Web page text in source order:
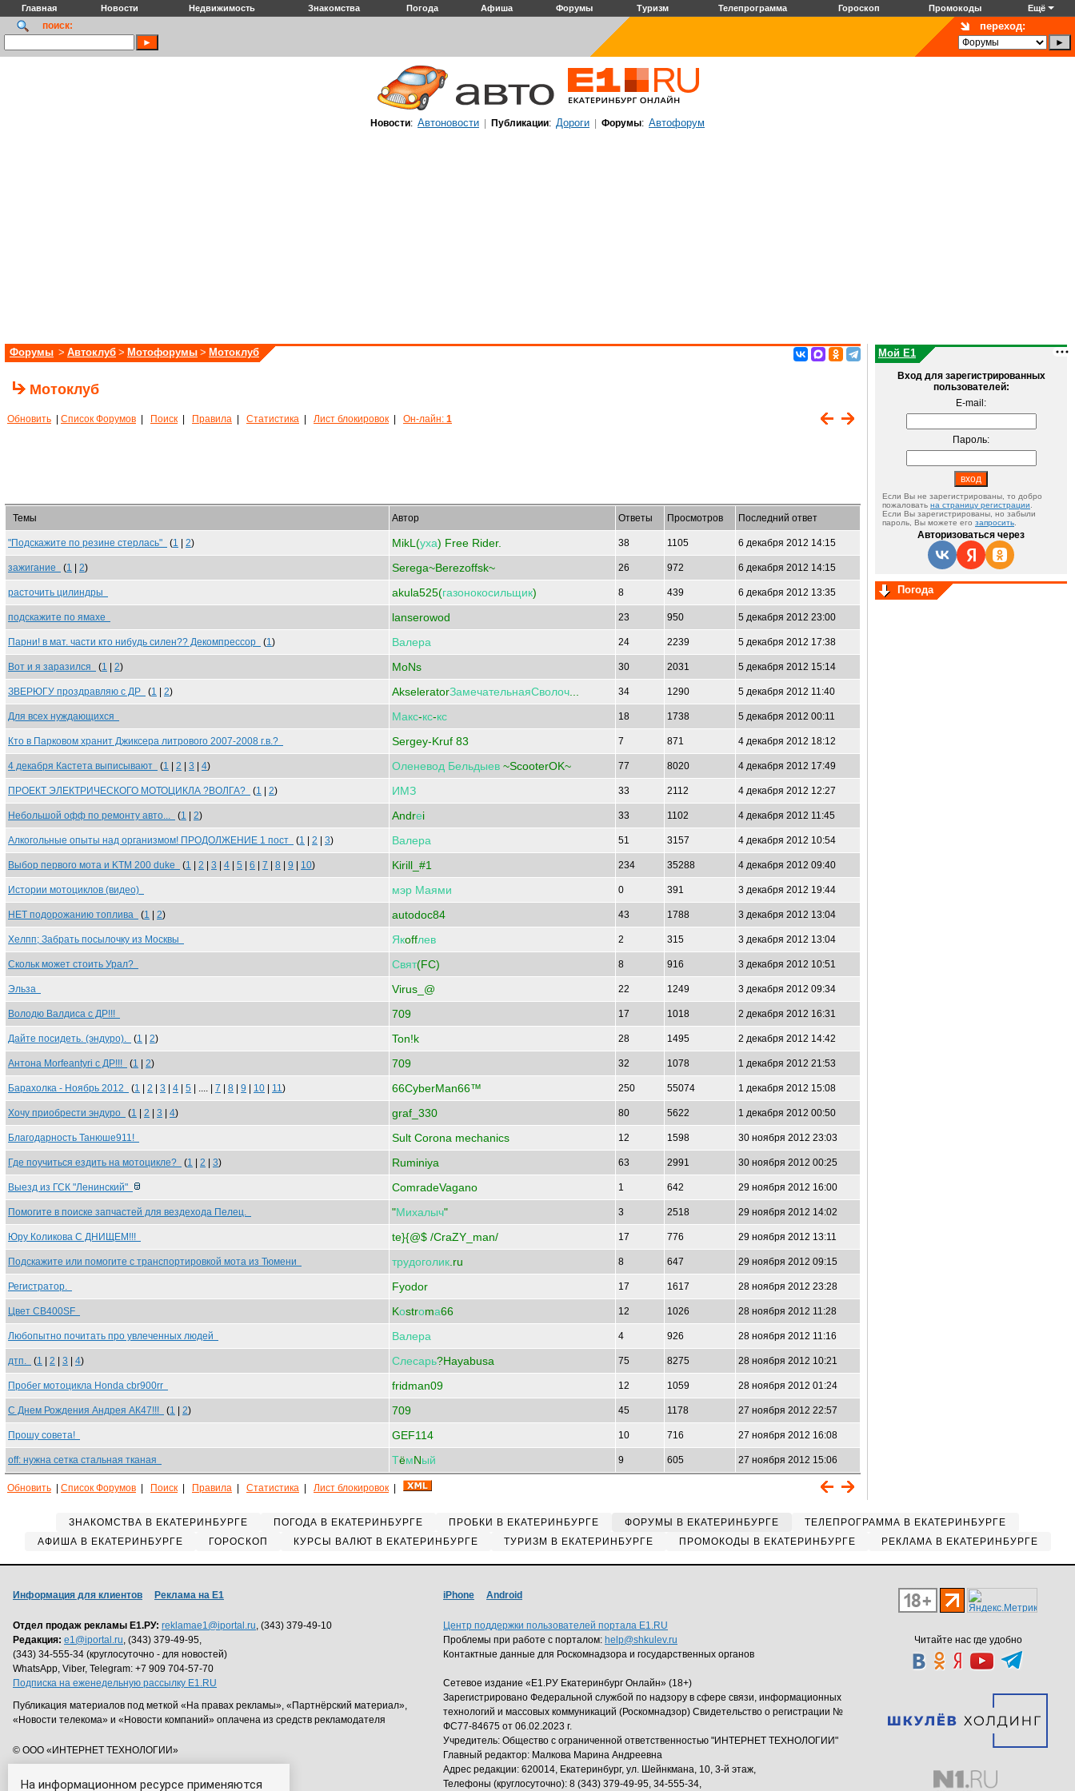
На информационном ресурсе применяются
Главная Новости Недвижимость Знакомства Погода Афиша Форумы Туризм Телепрограмма Гороскоп Промокоды Ещё
поиск: переход:
Новости: Автоновости Публикации: Дороги Форумы: Автофорум
Форумы > Автоклуб > Мотофорумы > Мотоклуб
Мотоклуб
Обновить Список Форумов Поиск Правила Статистика Лист блокировок Он-лайн: 1
Темы Автор Ответы Просмотров Последний ответ
"Подскажите по резине стерлась" (1 2) MikL(уха) Free Rider. 38 1105 6 декабря 2012 14:15
зажигание (1 2) Serega~Berezoffsk~ 26 972 6 декабря 2012 14:15
расточить цилиндры akula525(газонокосильщик) 8 439 6 декабря 2012 13:35
подскажите по ямахе lanserowod 23 950 5 декабря 2012 23:00
Парни! в мат. части кто нибудь силен?? Декомпрессор (1) Валера 24 2239 5 декабря 2012 17:38
Вот и я заразился (1 2) MoNs 30 2031 5 декабря 2012 15:14
ЗВЕРЮГУ проздравляю с ДР (1 2) AkseleratorЗамечательнаяСволоч 34 1290 5 декабря 2012 11:40
Для всех нуждающихся Макс-кс-кс 18 1738 5 декабря 2012 00:11
Кто в Парковом хранит Джиксера литрового 2007-2008 г.в.? Sergey-Kruf 83 7 871 4 декабря 2012 18:12
4 декабря Кастета выписывают (1 2 3 4) Оленевод Бельдыев ~ScooterOK~ 77 8020 4 декабря 2012 17:49
ПРОЕКТ ЭЛЕКТРИЧЕСКОГО МОТОЦИКЛА ?ВОЛГА? (1 2) ИМЗ 33 2112 4 декабря 2012 12:27
Небольшой офф по ремонту авто... (1 2) Andrеi 33 1102 4 декабря 2012 11:45
Алкогольные опыты над организмом! ПРОДОЛЖЕНИЕ 1 пост (1 2 3) Валера 51 3157 4 декабря 2012 10:54
Выбор первого мота и KTM 200 duke (1 2 3 4 5 6 7 8 9 10) Kirill_#1 234 35288 4 декабря 2012 09:40
Истории мотоциклов (видео) мэр Маями 0 391 3 декабря 2012 19:44
НЕТ подорожанию топлива (1 2) autodoc84 43 1788 3 декабря 2012 13:04
Хелпп; Забрать посылочку из Москвы Якoffлев 2 315 3 декабря 2012 13:04
Скольк может стоить Урал? Свят(FC) 8 916 3 декабря 2012 10:51
Эльза Virus_@ 22 1249 3 декабря 2012 09:34
Володю Валдиса с ДР!!! 709 17 1018 2 декабря 2012 16:31
Дайте посидеть. (эндуро). (1 2) Ton!k 28 1495 2 декабря 2012 14:42
Антона Morfeantyri с ДР!!! (1 2) 709 32 1078 1 декабря 2012 21:53
Барахолка - Ноябрь 2012 (1 2 3 4 5 | .... | 7 8 9 10 11) 66CyberMan66™ 250 55074 1 декабря 2012 15:08
Хочу приобрести эндуро (1 2 3 4) graf_330 80 5622 1 декабря 2012 00:50
Благодарность Танюше911! Sult Corona mechanics 12 1598 30 ноября 2012 23:03
Где поучиться ездить на мотоцикле? (1 2 3) Ruminiya 63 2991 30 ноября 2012 00:25
Выезд из ГСК "Ленинский" ComradeVagano 1 642 29 ноября 2012 16:00
Помогите в поиске запчастей для вездехода Пелец. "Михалыч" 3 2518 29 ноября 2012 14:02
Юру Коликова С ДНИЩЕМ!!! te}{@$ /CraZY_man/ 17 776 29 ноября 2012 13:11
Подскажите или помогите с транспортировкой мота из Тюмени трудоголик .ru 8 647 29 ноября 2012 09:15
Регистратор. Fyodor 17 1617 28 ноября 2012 23:28
Цвет CB400SF Kоstrоmа66 12 1026 28 ноября 2012 11:28
Любопытно почитать про увлеченных людей Валера 4 926 28 ноября 2012 11:16
дтп. (1 2 3 4) Слесарь?Hayabusa 75 8275 28 ноября 2012 10:21
Пробег мотоцикла Honda cbr900rr fridman09 12 1059 28 ноября 2012 01:24
С Днем Рождения Андрея АК47!!! (1 2) 709 45 1178 27 ноября 2012 22:57
Прошу совета! GEF114 10 716 27 ноября 2012 16:08
off: нужна сетка стальная тканая ТёмNый 9 605 27 ноября 2012 15:06
Обновить Список Форумов Поиск Правила Статистика Лист блокировок
Мой E1
Вход для зарегистрированных
пользователей:
E-mail:
Пароль:
Если Вы не зарегистрированы, то добро
пожаловать на страницу регистрации
Если Вы зарегистрированы, но забыли
пароль, Вы можете его запросить
Авторизоваться через
Погода
ЗНАКОМСТВА В ЕКАТЕРИНБУРГЕ ПОГОДА В ЕКАТЕРИНБУРГЕ ПРОБКИ В ЕКАТЕРИНБУРГЕ ФОРУМЫ В ЕКАТЕРИНБУРГЕ
ТЕЛЕПРОГРАММА В ЕКАТЕРИНБУРГЕ
АФИША В ЕКАТЕРИНБУРГЕ
ГОРОСКОП КУРСЫ ВАЛЮТ В ЕКАТЕРИНБУРГЕ ТУРИЗМ В ЕКАТЕРИНБУРГЕ ПРОМОКОДЫ В ЕКАТЕРИНБУРГЕ РЕКЛАМА В ЕКАТЕРИНБУРГЕ
Читайте нас где удобно
Информация для клиентов Реклама на Е1
Отдел продаж рекламы Е1.РУ: reklamae1@iportal.ru, (343) 379-49-10
Редакция: e1@iportal.ru, (343) 379-49-95,
(343) 34-555-34 (круглосуточно - для новостей)
WhatsApp, Viber, Telegram: +7 909 704-57-70
Подписка на еженедельную рассылку E1.RU
Публикация материалов под меткой «На правах рекламы», «Партнёрский материал»,
«Новости телекома» и «Новости компаний» оплачена из средств рекламодателя
© ООО «ИНТЕРНЕТ ТЕХНОЛОГИИ»
iPhone Android
Центр поддержки пользователей портала E1.RU
Проблемы при работе с порталом: help@shkulev.ru
Контактные данные для Роскомнадзора и государственных органов
Сетевое издание «Е1.РУ Екатеринбург Онлайн» (18+)
Зарегистрировано Федеральной службой по надзору в сфере связи, информационных
технологий и массовых коммуникаций (Роскомнадзор) Свидетельство о регистрации №
ФС77-84675 от 06.02.2023 г.
Учредитель: Общество с ограниченной ответственностью "ИНТЕРНЕТ ТЕХНОЛОГИИ"
Главный редактор: Малкова Марина Андреевна
Адрес редакции: 620014, Екатеринбург, ул. Шейнкмана, 10, 3-й этаж,
Телефоны (круглосуточно): 8 (343) 379-49-95, 34-555-34,